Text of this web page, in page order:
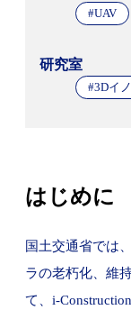
#UAV
研究室
#3Dイ
はじめに
国土交通省では
ラの老朽化、維
て、i-